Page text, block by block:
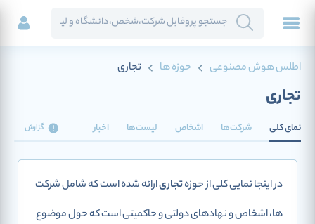
اطلس هوش مصنوعی حوزه ها تجاری
تجاری
نمای کلی شرکت‌ها اشخاص لیست‌ها اخبار گزارش
در اینجا نمایی کلی از حوزهتجاریارائه شده است که شامل شرکت
ها، اشخاص و نهادهای دولتی و حاکمیتی است که حول موضوع